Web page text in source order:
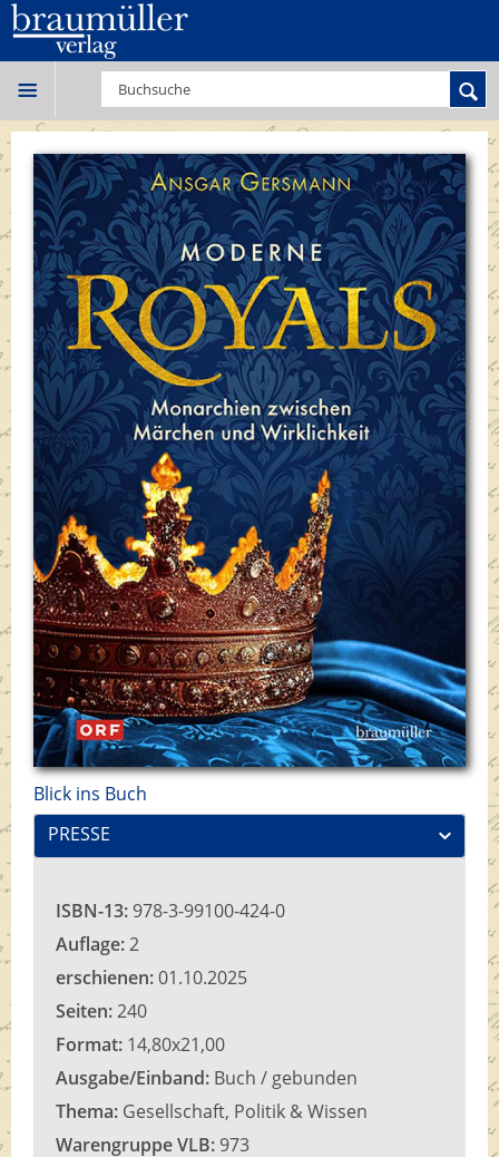
Blick ins Buch
PRESSE
ISBN-13: 978-3-99100-424-0
Auflage:2
erschienen:01.10.2025
Seiten:240
Format: 14,80x21,00
Ausgabe/Einband: Buch / gebunden
Thema: Gesellschaft, Politik & Wissen
Warengruppe VLB: 973